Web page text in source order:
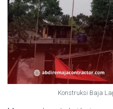
Konstruksi Baja